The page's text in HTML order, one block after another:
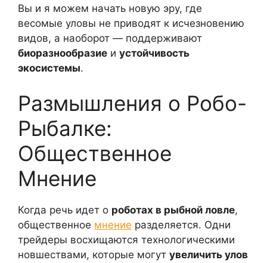
Вы и я можем начать новую эру, где
весомые уловы не приводят к исчезновению
видов, а наоборот — поддерживают
биоразнообразие и устойчивость
экосистемы.
Размышления о Робо-
Рыбалке:
Общественное
Мнение
Когда речь идет о роботах в рыбной ловле,
общественное мнение разделяется. Одни
трейдеры восхищаются технологическими
новшествами, которые могут увеличить улов